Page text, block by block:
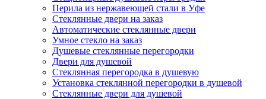
Перила из нержавеющей стали в Уфе
Стеклянные двери на заказ
Автоматические стеклянные двери
Умное стекло на заказ
Душевые стеклянные перегородки
Двери для душевой
Стеклянная перегородка в душевую
Установка стеклянной перегородки в душевой
Стеклянные двери для душевой